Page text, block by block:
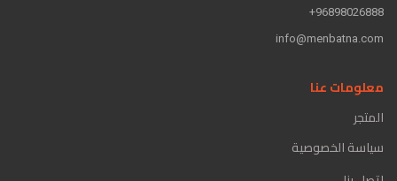
96898026888+
info@menbatna.com
معلومات عنا
المتجر
سياسة الخصوصية